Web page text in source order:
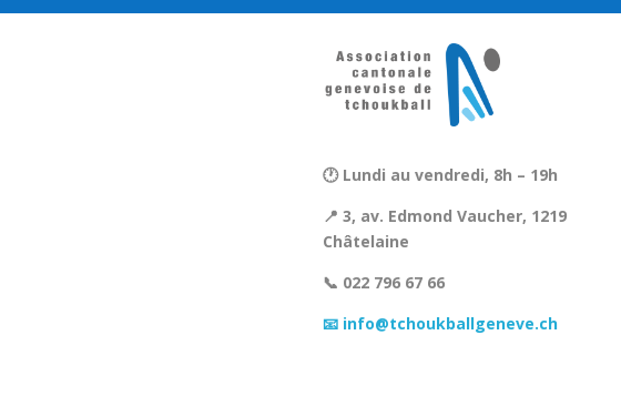
🕐 Lundi au vendredi, 8h – 19h
📍 3, av. Edmond Vaucher, 1219
Châtelaine
📞 022 796 67 66
📧 info@tchoukballgeneve.ch